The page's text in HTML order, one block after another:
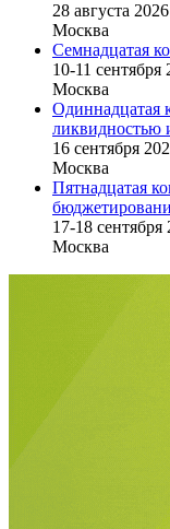
28 августа
Москва
Семнадцатая
10-11 сентября
Москва
Одиннадцатая
ликвидностью
16 cентября
Москва
Пятнадцатая
17-18 сентября
Москва